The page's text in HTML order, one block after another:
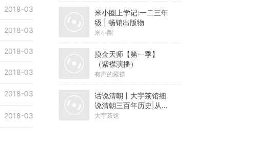
2018-03
2018-03
2018-03
2018-03
2018-03
2018-03
米小圈上学记:一二三年
级 | 畅销出版物
米小圈
摸金天师【第一季】
（紫襟演播）
有声的紫襟
话说清朝丨大宇茶馆细
说清朝三百年历史|从努
尔哈赤到末代皇帝溥仪|
大宇茶馆